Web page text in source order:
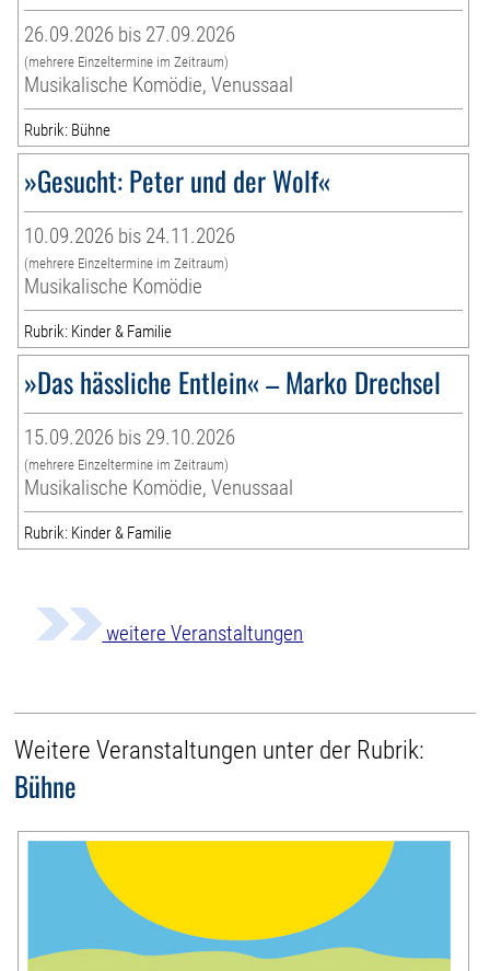
26.09.2026 bis 27.09.2026
(mehrere Einzeltermine im Zeitraum)
Musikalische Komödie, Venussaal
Rubrik: Bühne
»Gesucht: Peter und der Wolf«
10.09.2026 bis 24.11.2026
(mehrere Einzeltermine im Zeitraum)
Musikalische Komödie
Rubrik: Kinder & Familie
»Das hässliche Entlein« – Marko Drechsel
15.09.2026 bis 29.10.2026
(mehrere Einzeltermine im Zeitraum)
Musikalische Komödie, Venussaal
Rubrik: Kinder & Familie
weitere Veranstaltungen
Weitere Veranstaltungen unter der Rubrik:
Bühne